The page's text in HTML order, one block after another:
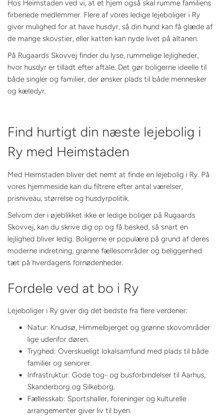
Hos Heimstaden ved vi, at et hjem også skal rumme familiens
firbenede medlemmer. Flere af vores ledige lejeboliger i Ry
giver mulighed for at have husdyr, så din hund kan få glæde af
de mange skovstier, eller katten kan nyde livet på altanen.
På Rugaards Skovvej finder du lyse, rummelige lejligheder,
hvor husdyr er tilladt efter aftale. Det gør boligerne ideelle til
både singler og familier, der ønsker plads til både mennesker
og kæledyr.
Find hurtigt din næste lejebolig i
Ry med Heimstaden
Med Heimstaden bliver det nemt at finde en lejebolig i Ry. På
vores hjemmeside kan du filtrere efter antal værelser,
prisniveau, størrelse og husdyrpolitik.
Selvom der i øjeblikket ikke er ledige boliger på Rugaards
Skovvej, kan du skrive dig op og få besked, så snart en
lejlighed bliver ledig. Boligerne er populære på grund af deres
moderne indretning, grønne fællesområder og beliggenhed
tæt på hverdagens fornødenheder.
Fordele ved at bo i Ry
Lejeboliger i Ry giver dig det bedste fra flere verdener:
Natur: Knudsø, Himmelbjerget og grønne skovområder
lige udenfor døren.
Tryghed: Overskueligt lokalsamfund med plads til både
familier og seniorer.
Infrastruktur: Gode tog- og busforbindelser til Aarhus,
Skanderborg og Silkeborg.
Fællesskab: Sportshaller, foreninger og kulturelle
arrangementer giver liv til byen.